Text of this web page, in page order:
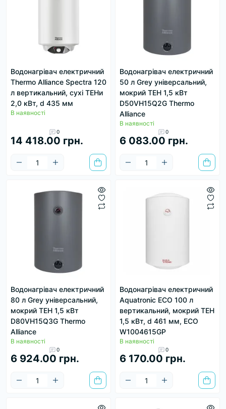
Водонагрівач електричний
Thermo Alliance Spectra 120
л вертикальний, сухі ТЕНи
2,0 кВт, d 435 мм
В наявності
0
14 418.00 грн.
Водонагрівач електричний
50 л Grey універсальний,
мокрий ТЕН 1,5 кВт
D50VH15Q2G Thermo
Alliance
В наявності
0
6 083.00 грн.
Водонагрівач електричний
80 л Grey універсальний,
мокрий ТЕН 1,5 кВт
D80VH15Q3G Thermo
Alliance
В наявності
0
6 924.00 грн.
Водонагрівач електричний
Aquatronic ECO 100 л
вертикальний, мокрий ТЕН
1,5 кВт, d 461 мм, ECO
W1004615GP
В наявності
0
6 170.00 грн.